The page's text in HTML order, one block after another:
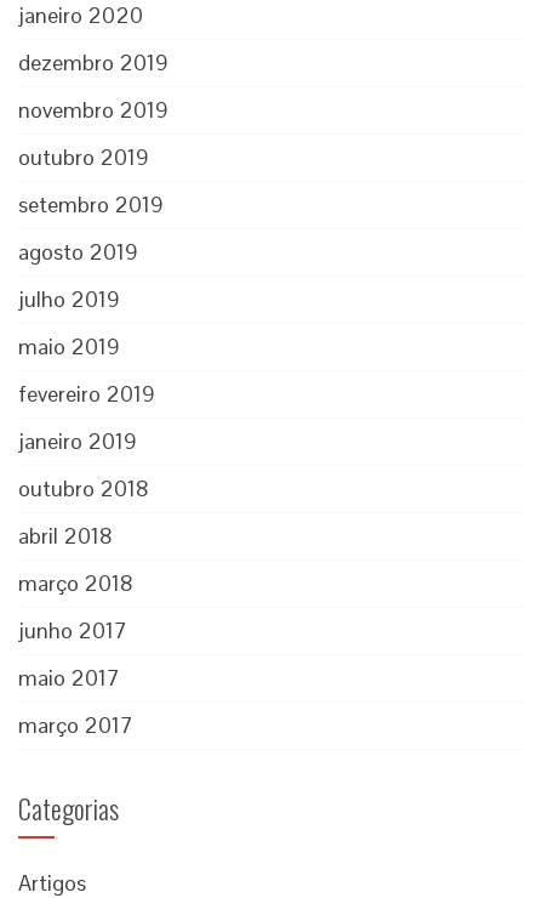
janeiro 2020
dezembro 2019
novembro 2019
outubro 2019
setembro 2019
agosto 2019
julho 2019
maio 2019
fevereiro 2019
janeiro 2019
outubro 2018
abril 2018
março 2018
junho 2017
maio 2017
março 2017
Categorias
Artigos